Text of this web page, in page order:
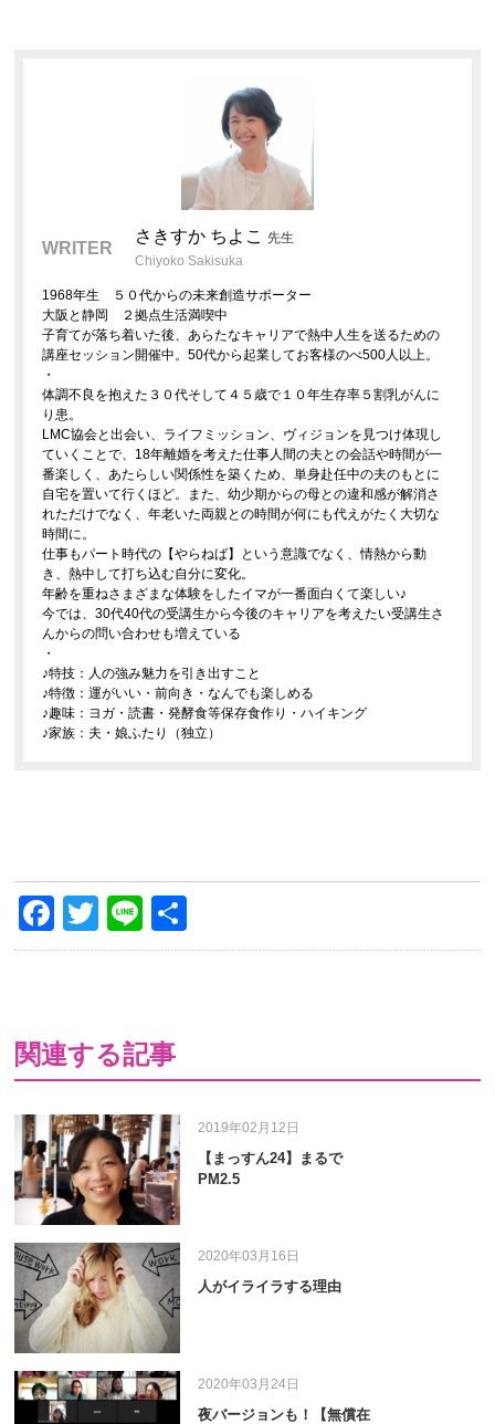
WRITER
さきすか ちよこ
先生
Chiyoko Sakisuka
1968年生 ５０代からの未来創造サポーター
大阪と静岡 ２拠点生活満喫中
子育てが落ち着いた後、あらたなキャリアで熱中人生を送るための
講座セッション開催中。50代から起業してお客様のべ500人以上。
・
体調不良を抱えた３０代そして４５歳で１０年生存率５割乳がんに
り患。
LMC協会と出会い、ライフミッション、ヴィジョンを見つけ体現し
ていくことで、18年離婚を考えた仕事人間の夫との会話や時間が一
番楽しく、あたらしい関係性を築くため、単身赴任中の夫のもとに
自宅を置いて行くほど。また、幼少期からの母との違和感が解消さ
れただけでなく、年老いた両親との時間が何にも代えがたく大切な
時間に。
仕事もパート時代の【やらねば】という意識でなく、情熱から動
き、熱中して打ち込む自分に変化。
年齢を重ねさまざまな体験をしたイマが一番面白くて楽しい♪
今では、30代40代の受講生から今後のキャリアを考えたい受講生さ
んからの問い合わせも増えている
・
♪特技：人の強み魅力を引き出すこと
♪特徴：運がいい・前向き・なんでも楽しめる
♪趣味：ヨガ・読書・発酵食等保存食作り・ハイキング
♪家族：夫・娘ふたり（独立）
Facebook
Twitter
Line
有
関連する記事
2019年02月12日
【まっすん24】まるで
PM2.5
2020年03月16日
人がイライラする理由
2020年03月24日
夜バージョンも！【無償在